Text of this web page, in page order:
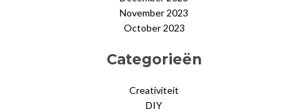
November 2023
October 2023
Categorieën
Creativiteit
DIY